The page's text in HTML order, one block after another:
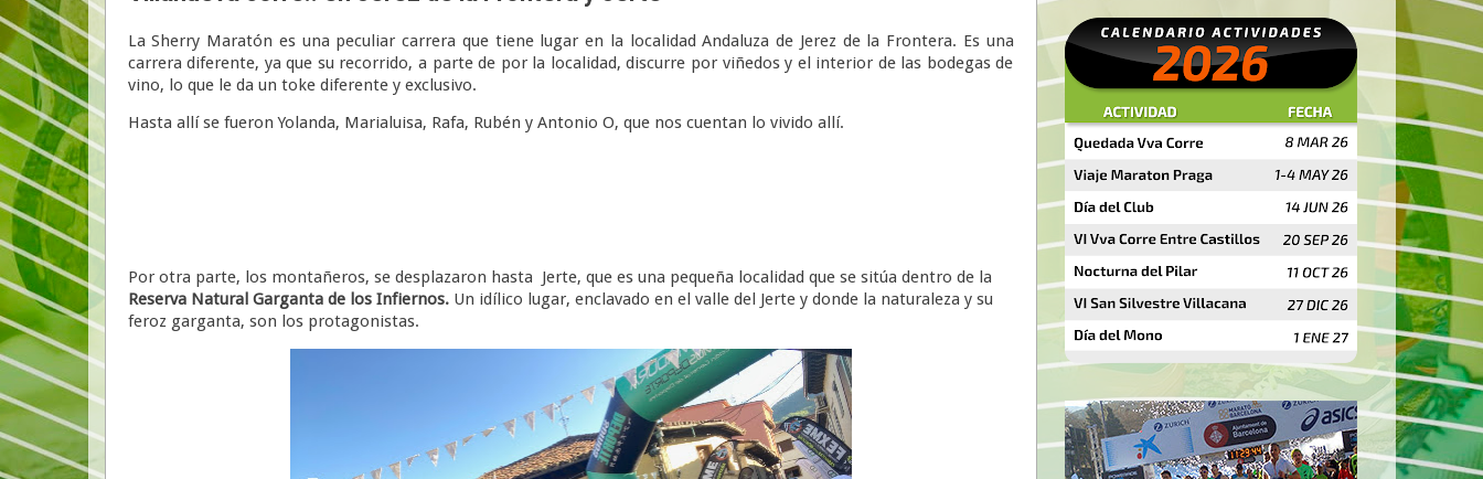
La Sherry Maratón es una peculiar carrera que tiene lugar en la localidad Andaluza de Jerez de la Frontera. Es una
carrera diferente, ya que su recorrido, a parte de por la localidad, discurre por viñedos y el interior de las bodegas de
vino, lo que le da un toke diferente y exclusivo.
Hasta allí se fueron Yolanda, Marialuisa, Rafa, Rubén y Antonio O, que nos cuentan lo vivido allí.
Por otra parte, los montañeros, se desplazaron hasta Jerte, que es una pequeña localidad que se sitúa dentro de la
Reserva Natural Garganta de los Infiernos. Un idílico lugar, enclavado en el valle del Jerte y donde la naturaleza y su
feroz garganta, son los protagonistas.